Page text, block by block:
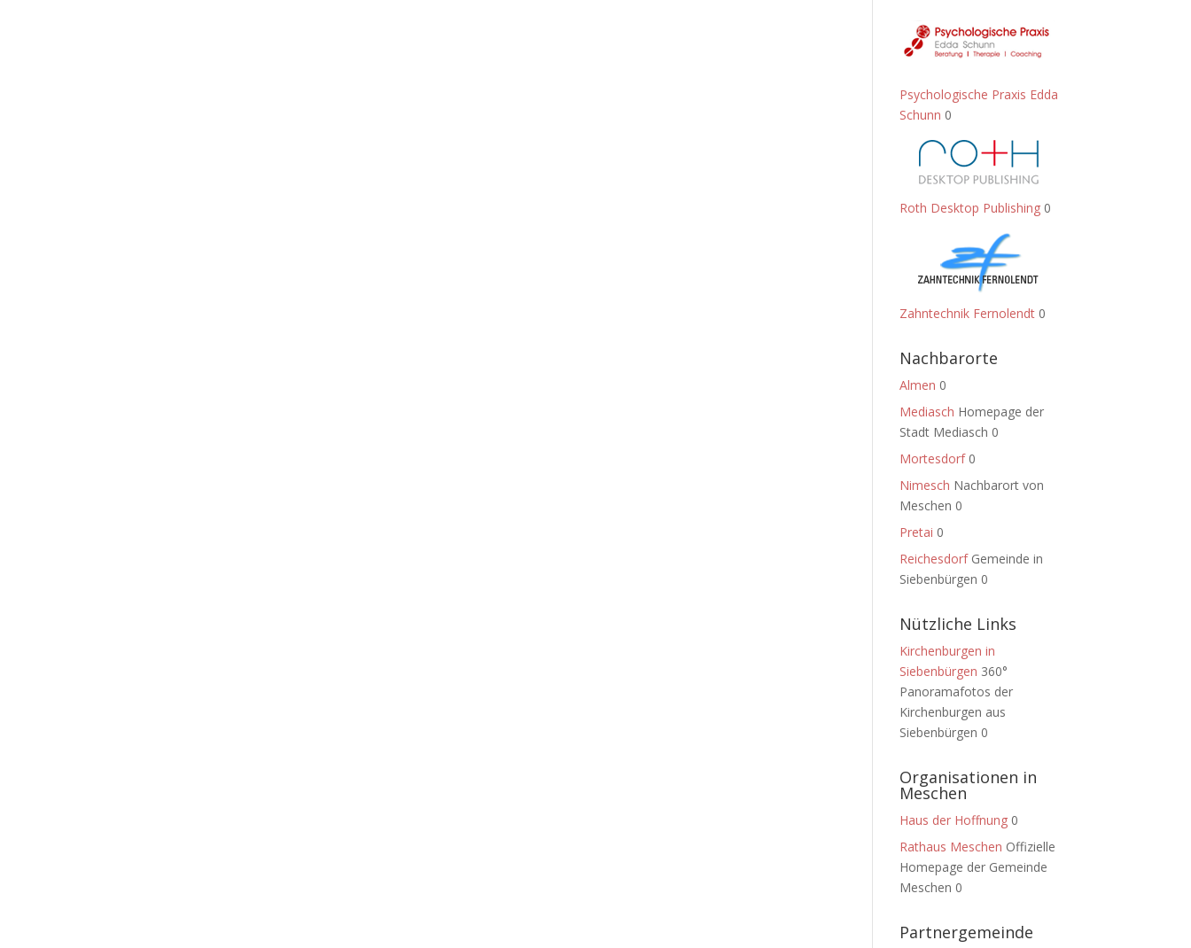
Psychologische Praxis Edda
Schunn 0
Roth Desktop Publishing 0
Zahntechnik Fernolendt 0
Nachbarorte
Almen 0
Mediasch Homepage der
Stadt Mediasch 0
Mortesdorf0
Nimesch Nachbarort von
Meschen 0
Pretai 0
ReichesdorfGemeinde in
Siebenbürgen 0
Nützliche Links
Kirchenburgen in
Siebenbürgen 360°
Panoramafotos der
Kirchenburgen aus
Siebenbürgen 0
Organisationen in
Meschen
Haus der Hoffnung 0
Rathaus Meschen Offizielle
Homepage der Gemeinde
Meschen 0
Partnergemeinde